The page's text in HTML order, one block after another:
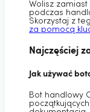
Wolisz zamiast
podczas
Skorzystaj z
za pomocą
Najczęściej
Jak używać
Bot handlowy